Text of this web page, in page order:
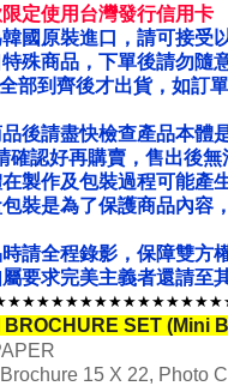
定使用台灣發行信用卡
國原裝進口，請可接受
殊商品，下單後請勿隨
部到齊後才出貨，如訂
後請盡快檢查產品本體
確認好再購賣，售出後無
製作及包裝過程可能產
裝是為了保護商品內容
請全程錄影，保障雙方
要求完美主義者還請至
BROCHURE SET
15 X 22, Photo